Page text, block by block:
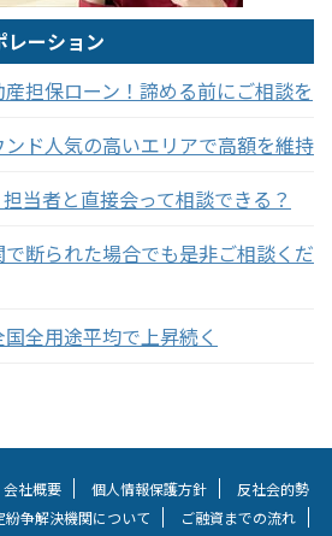
レーション
担保ローン！諦める前にご相談を
ド人気の高いエリアで高額を維持
当者と直接会って相談できる？
断られた場合でも是非ご相談くだ
全用途平均で上昇続く
会社概要 個人情報保護方針
反社会的勢
紛争解決機関について ご融資までの流れ